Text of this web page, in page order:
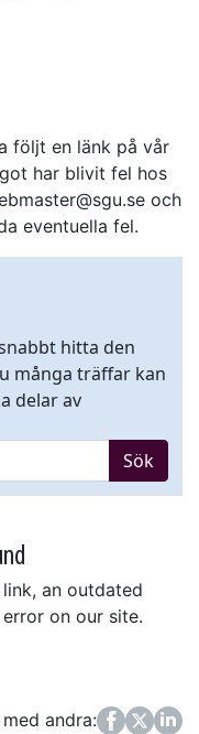
följt en länk på vår
har blivit fel hos
och
eventuella fel.
hitta den
många träffar kan
delar av
Sök
an outdated
on our site.
andra:
FacebookTwitter
LinkedIn